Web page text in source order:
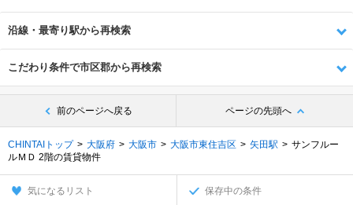
沿線・最寄り駅から再検索
こだわり条件で市区郡から再検索
前のページへ戻る ページの先頭へ
CHINTAIトップ 大阪府 大阪市 大阪市東住吉区 矢田駅
サンフルー
ルＭＤ 2階の賃貸物件
気になるリスト 保存中の条件